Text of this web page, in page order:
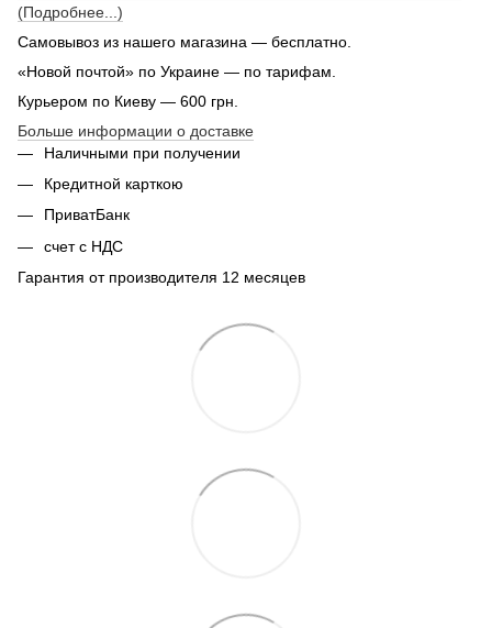
(Подробнее...)
Самовывоз из нашего магазина — бесплатно.
«Новой почтой» по Украине — по тарифам.
Курьером по Киеву — 600 грн.
Больше информации о доставке
Наличными при получении
Кредитной карткою
ПриватБанк
счет с НДС
Гарантия от производителя 12 месяцев